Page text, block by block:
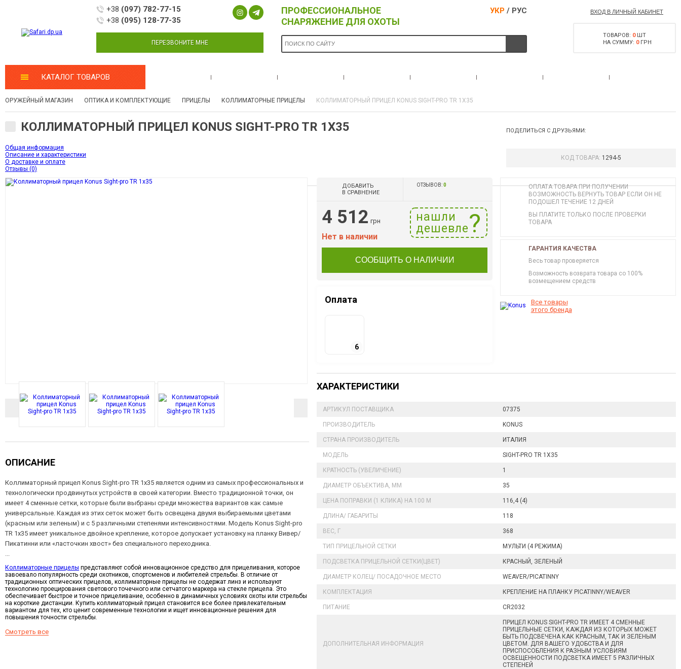
+38 (097) 782-77-15
+38 (095) 128-77-35
ПЕРЕЗВОНИТЕ МНЕ
ПРОФЕССИОНАЛЬНОЕ
СНАРЯЖЕНИЕ ДЛЯ ОХОТЫ
УКР / РУС ВХОД В ЛИЧНЫЙ КАБИНЕТ
ТОВАРОВ: 0ШТ
НА СУММУ: 0ГРН
КАТАЛОГ ТОВАРОВ
ОРУЖЕЙНЫЙ МАГАЗИН ОПТИКА И КОМПЛЕКТУЮЩИЕ ПРИЦЕЛЫ КОЛЛИМАТОРНЫЕ ПРИЦЕЛЫ КОЛЛИМАТОРНЫЙ ПРИЦЕЛ KONUS SIGHT-PRO TR 1X35
КОЛЛИМАТОРНЫЙ ПРИЦЕЛ KONUS SIGHT-PRO TR 1X35
Общая информация
Описание и характеристики
О доставке и оплате
Отзывы (0)
ПОДЕЛИТЬСЯ С ДРУЗЬЯМИ:
КОД ТОВАРА: 1294-5
ОПИСАНИЕ
Коллиматорный прицел Konus Sight-pro TR 1x35 является одним из самых профессиональных и
технологически продвинутых устройств в своей категории. Вместо традиционной точки, он
имеет 4 сменные сетки, которые были выбраны среди множества вариантов как самые
универсальные. Каждая из этих сеток может быть освещена двумя выбираемыми цветами
(красным или зеленым) и с 5 различными степенями интенсивностями. Модель Konus Sight-pro
TR 1x35 имеет уникальное двойное крепление, которое допускает установку на планку Вивер/
Пикатинни или «ласточкин хвост» без специального переходника.
...
Коллиматорные прицелы представляют собой инновационное средство для прицеливания, которое
завоевало популярность среди охотников, спортсменов и любителей стрельбы. В отличие от
традиционных оптических прицелов, коллиматорные прицелы не содержат линз и используют
технологию проецирования светового точечного или сетчатого маркера на стекле прицела. Это
обеспечивает быстрое и точное прицеливание, особенно в динамичных условиях охоты или стрельбы
на короткие дистанции. Купить коллиматорный прицел становится все более привлекательным
вариантом для тех, кто ценит современные технологии и ищет инновационные решения для
повышения точности стрельбы.
Смотреть все
ДОБАВИТЬ
В СРАВНЕНИЕ
ОТЗЫВОВ:0
4 512 грн
нашли
дешевле
Нет в наличии
СООБЩИТЬ О НАЛИЧИИ
Оплата
6
ОПЛАТА ТОВАРА ПРИ ПОЛУЧЕНИИ
ВОЗМОЖНОСТЬ ВЕРНУТЬ ТОВАР ЕСЛИ ОН НЕ
ПОДОШЕЛ ТЕЧЕНИЕ 12 ДНЕЙ
ВЫ ПЛАТИТЕ ТОЛЬКО ПОСЛЕ ПРОВЕРКИ
ТОВАРА
ГАРАНТИЯ КАЧЕСТВА
Весь товар проверяется
Возможность возврата товара со 100%
возмещением средств
Все товары
этого бренда
ХАРАКТЕРИСТИКИ
АРТИКУЛ ПОСТАВЩИКА 07375
ПРОИЗВОДИТЕЛЬ KONUS
СТРАНА ПРОИЗВОДИТЕЛЬ ИТАЛИЯ
МОДЕЛЬ SIGHT-PRO TR 1X35
КРАТНОСТЬ (УВЕЛИЧЕНИЕ) 1
ДИАМЕТР ОБЪЕКТИВА, ММ 35
ЦЕНА ПОПРАВКИ (1 КЛИКА) НА 100 М 116,4 (4)
ДЛИНА/ ГАБАРИТЫ 118
ВЕС, Г 368
ТИП ПРИЦЕЛЬНОЙ СЕТКИ МУЛЬТИ (4 РЕЖИМА)
ПОДСВЕТКА ПРИЦЕЛЬНОЙ СЕТКИ(ЦВЕТ) КРАСНЫЙ, ЗЕЛЕНЫЙ
ДИАМЕТР КОЛЕЦ/ ПОСАДОЧНОЕ МЕСТО WEAVER/PICATINNY
КОМПЛЕКТАЦИЯ КРЕПЛЕНИЕ НА ПЛАНКУ PICATINNY/WEAVER
ПИТАНИЕ CR2032
ДОПОЛНИТЕЛЬНАЯ ИНФОРМАЦИЯ
ПРИЦЕЛ KONUS SIGHT-PRO TR ИМЕЕТ 4 СМЕННЫЕ
ПРИЦЕЛЬНЫЕ СЕТКИ, КАЖДАЯ ИЗ КОТОРЫХ МОЖЕТ
БЫТЬ ПОДСВЕЧЕНА КАК КРАСНЫМ, ТАК И ЗЕЛЕНЫМ
ЦВЕТОМ. ДЛЯ ВАШЕГО УДОБСТВА И ДЛЯ
ПРИСПОСОБЛЕНИЯ К РАЗНЫМ УСЛОВИЯМ
ОСВЕЩЕННОСТИ ПОДСВЕТКА ИМЕЕТ 5 РАЗЛИЧНЫХ
СТЕПЕНЕЙ